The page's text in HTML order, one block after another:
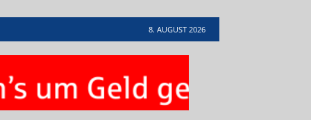
8. AUGUST 2026